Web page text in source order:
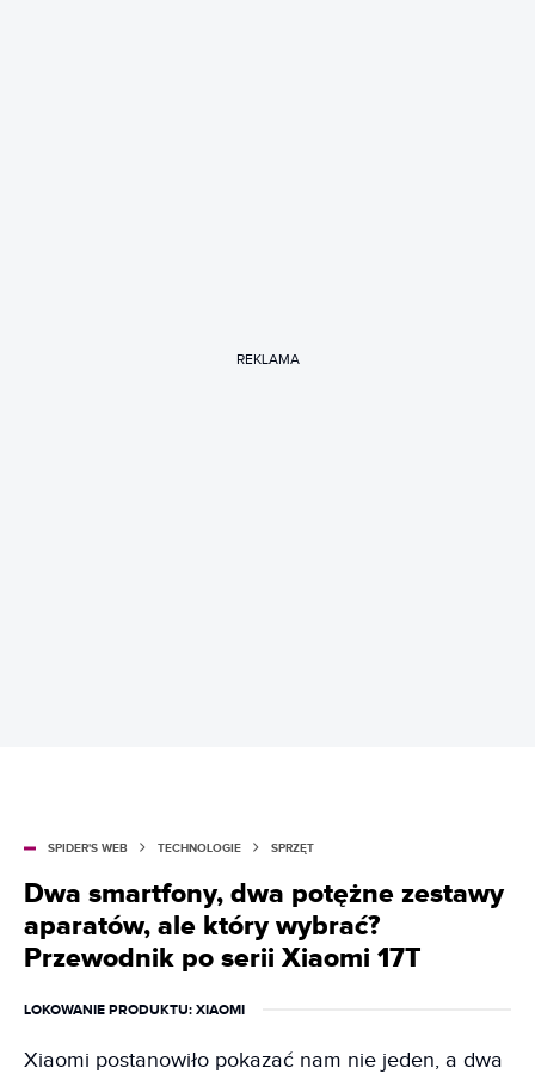
REKLAMA
SPIDER'S WEB TECHNOLOGIE SPRZĘT
Dwa smartfony, dwa potężne zestawy
aparatów, ale który wybrać?
Przewodnik po serii Xiaomi 17T
LOKOWANIE PRODUKTU: XIAOMI
Xiaomi postanowiło pokazać nam nie jeden, a dwa